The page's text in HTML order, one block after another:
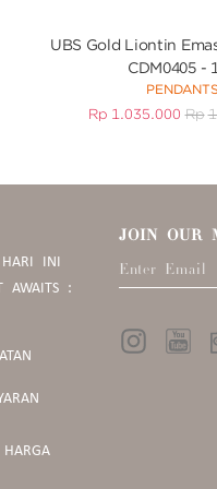
UBS Gold Liontin
CDM0405 -
PENDANTS
Rp 1.035.000 Rp
INI
AWAITS :
JOIN OUR